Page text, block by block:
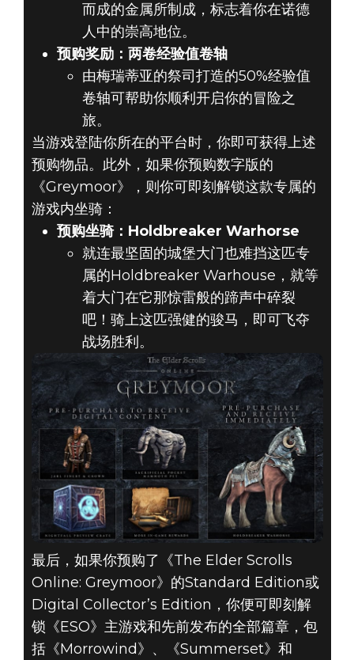
而成的金属所制成，标志着你在诺德
人中的崇高地位。
预购奖励：两卷经验值卷轴
由梅瑞蒂亚的祭司打造的50%经验值
卷轴可帮助你顺利开启你的冒险之
旅。
当游戏登陆你所在的平台时，你即可获得上述
预购物品。此外，如果你预购数字版的
《Greymoor》，则你可即刻解锁这款专属的
游戏内坐骑：
预购坐骑：Holdbreaker Warhorse
就连最坚固的城堡大门也难挡这匹专
属的Holdbreaker Warhouse，就等
着大门在它那惊雷般的蹄声中碎裂
吧！骑上这匹强健的骏马，即可飞夺
战场胜利。
最后，如果你预购了《The Elder Scrolls
Online: Greymoor》的Standard Edition或
Digital Collector’s Edition，你便可即刻解
锁《ESO》主游戏和先前发布的全部篇章，包
括《Morrowind》、《Summerset》和